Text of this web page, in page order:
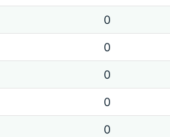
0
0
0
0
0